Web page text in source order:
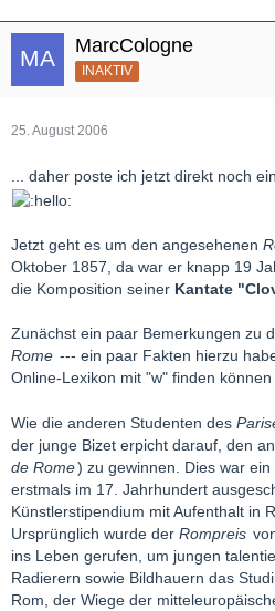
MarcCologne
INAKTIV
25. August 2006
... daher poste ich jetzt direkt noch
Jetzt geht es um den angesehenen
Oktober 1857, da war er knapp 19
die Komposition seiner Kantate
Zunächst ein paar Bemerkungen zu
Rome --- ein paar Fakten hierzu
Online-Lexikon mit "w" finden können
Wie die anderen Studenten des
der junge Bizet erpicht darauf, den
de Rome) zu gewinnen. Dies war ein
erstmals im 17. Jahrhundert
Künstlerstipendium mit Aufenthalt in
Ursprünglich wurde der Rompreis
ins Leben gerufen, um jungen
Radierern sowie Bildhauern das
Rom, der Wiege der